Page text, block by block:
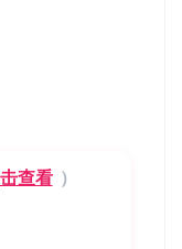
查看 ）